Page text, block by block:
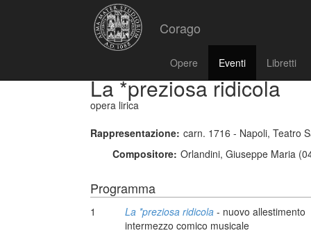
Corago
Opere Eventi Libretti
La *preziosa ridicola
opera lirica
Rappresentazione: carn. 1716 - Napoli, Teatro
Compositore: Orlandini, Giuseppe Maria
Programma
1 La *preziosa ridicola - nuovo allestimento
intermezzo comico musicale